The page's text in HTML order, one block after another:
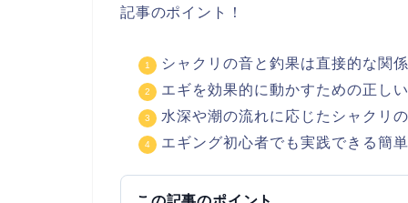
記事のポイント！
シャクリの音と釣果は直接的な関
エギを効果的に動かすための正し
水深や潮の流れに応じたシャクリ
エギング初心者でも実践できる簡